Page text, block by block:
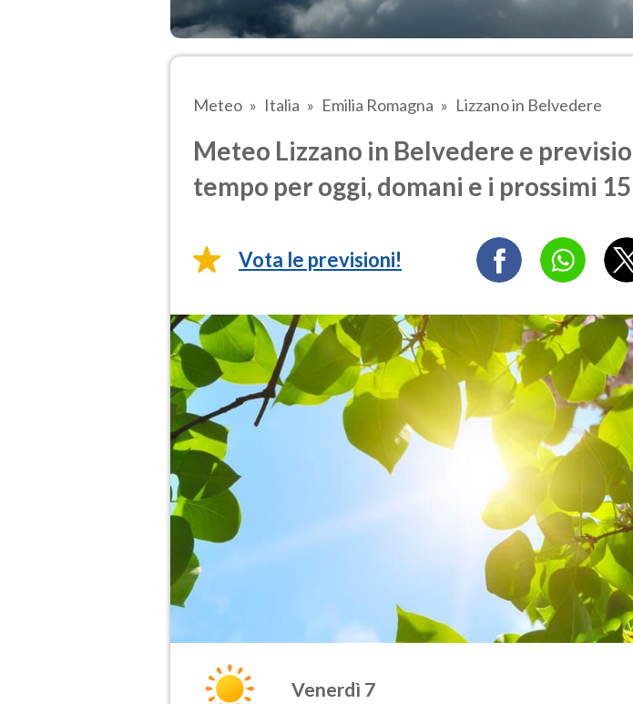
Meteo Italia Emilia Romagna Lizzano in Belvedere
Meteo Lizzano in Belvedere e
tempo per oggi, domani e i prossimi
Vota le previsioni!
Venerdì 7